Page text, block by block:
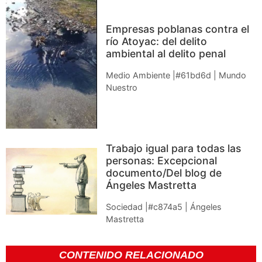
Empresas poblanas contra el
río Atoyac: del delito
ambiental al delito penal
Medio Ambiente |#61bd6d | Mundo
Nuestro
Trabajo igual para todas las
personas: Excepcional
documento/Del blog de
Ángeles Mastretta
Sociedad |#c874a5 | Ángeles
Mastretta
CONTENIDO RELACIONADO